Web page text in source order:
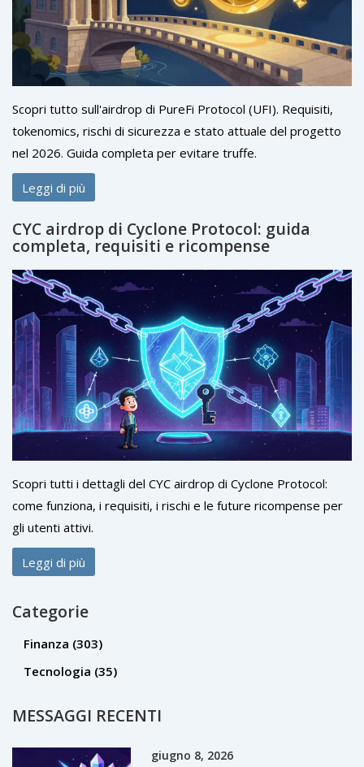
Scopri tutto sull'airdrop di PureFi Protocol (UFI). Requisiti,
tokenomics, rischi di sicurezza e stato attuale del progetto
nel 2026. Guida completa per evitare truffe.
Leggi di più
CYC airdrop di Cyclone Protocol: guida
completa, requisiti e ricompense
Scopri tutti i dettagli del CYC airdrop di Cyclone Protocol:
come funziona, i requisiti, i rischi e le future ricompense per
gli utenti attivi.
Leggi di più
Categorie
Finanza (303)
Tecnologia (35)
MESSAGGI RECENTI
giugno 8, 2026